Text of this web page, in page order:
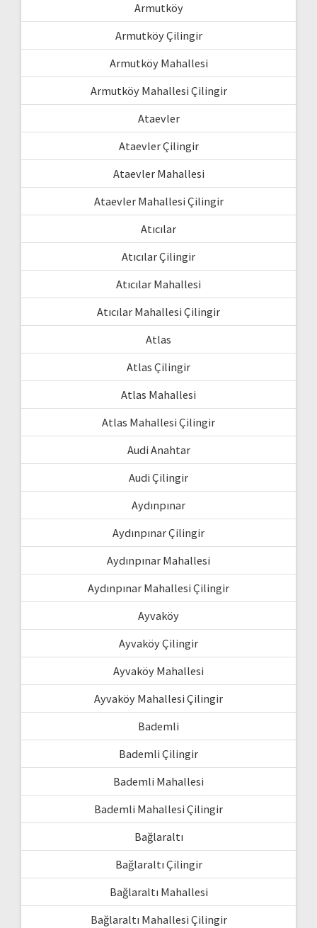
Armutköy
Armutköy Çilingir
Armutköy Mahallesi
Armutköy Mahallesi Çilingir
Ataevler
Ataevler Çilingir
Ataevler Mahallesi
Ataevler Mahallesi Çilingir
Atıcılar
Atıcılar Çilingir
Atıcılar Mahallesi
Atıcılar Mahallesi Çilingir
Atlas
Atlas Çilingir
Atlas Mahallesi
Atlas Mahallesi Çilingir
Audi Anahtar
Audi Çilingir
Aydınpınar
Aydınpınar Çilingir
Aydınpınar Mahallesi
Aydınpınar Mahallesi Çilingir
Ayvaköy
Ayvaköy Çilingir
Ayvaköy Mahallesi
Ayvaköy Mahallesi Çilingir
Bademli
Bademli Çilingir
Bademli Mahallesi
Bademli Mahallesi Çilingir
Bağlaraltı
Bağlaraltı Çilingir
Bağlaraltı Mahallesi
Bağlaraltı Mahallesi Çilingir